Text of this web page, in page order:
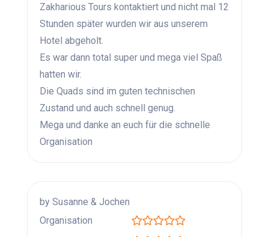
Zakharious Tours kontaktiert und nicht mal 12
Stunden später wurden wir aus unserem
Hotel abgeholt.
Es war dann total super und mega viel Spaß
hatten wir.
Die Quads sind im guten technischen
Zustand und auch schnell genug.
Mega und danke an euch für die schnelle
Organisation
by Susanne & Jochen
Organisation